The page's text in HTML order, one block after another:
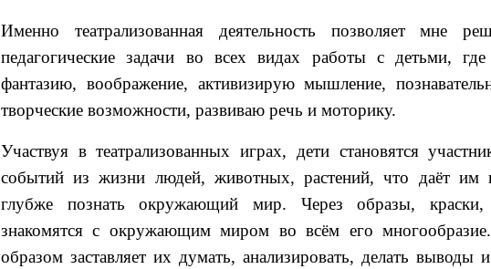
Именно театрализованная деятельность позволяет мне
педагогические задачи во всех видах работы с детьми,
фантазию, воображение, активизирую мышление,
творческие возможности, развиваю речь и моторику.
Участвуя в театрализованных играх, дети становятся
событий из жизни людей, животных, растений, что даёт им
глубже познать окружающий мир. Через образы, краски,
знакомятся с окружающим миром во всём его
образом заставляет их думать, анализировать, делать выводы